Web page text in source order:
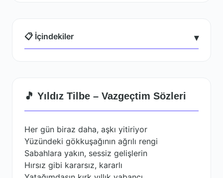
📋 İçindekiler ▾
🎵 Yıldız Tilbe – Vazgeçtim Sözleri
Her gün biraz daha, aşkı yitiriyor
Yüzündeki gökkuşağının ağrılı rengi
Sabahlara yakın, sessiz gelişlerin
Hırsız gibi kararsız, kararlı